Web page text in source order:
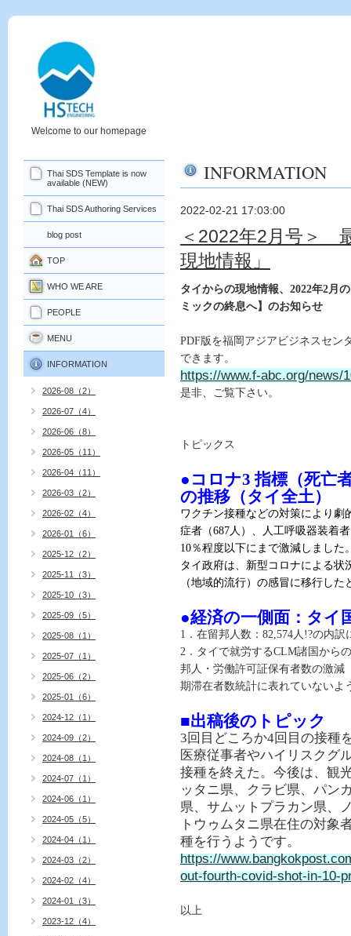
Welcome to our homepage
INFORMATION
2022-02-21 17:03:00
＜2022年2月号＞
現地情報」
タイからの現地情報、 2022年2月
ミックの終息へ】のお知らせ
PDF版を福岡アジアビジネスセン
できます。
https://www.f-abc.org/news/
是非、ご覧下さい。
トピックス
●コロナ3指標（死亡
の推移（タイ全土）
ワクチン接種などの対策により劇
症者（687人）、人工呼吸器装着
10％程度以下にまで激減しました
タイ政府は、新型コロナによる
（地域的流行）の感冒に移行した
●経済の一側面：タイ
1 ．在留邦人数： 82,574人 !?の内訳
2 ．タイで就労するCLM諸国から
邦人・労働許可証保有者数の激
期滞在者数統計に表れていないよ
■出稿後のトピック
3回目どころか4回目の接種
医療従事者やハイリスクグ
接種を終えた。今後は、観
ッタニ県、クラビ県、パン
県、サムットプラカン県、
トウゥムタニ県在住の対象
種を行うようです。
https://
out-fourth-covid-shot-in-10-
以上
Thai SDS Template is now
available (NEW)
Thai SDS Authoring Services
blog post
TOP
WHO WE ARE
PEOPLE
MENU
INFORMATION
2026-08（2）
2026-07（4）
2026-06（8）
2026-05（11）
2026-04（11）
2026-03（2）
2026-02（4）
2026-01（6）
2025-12（2）
2025-11（3）
2025-10（3）
2025-09（5）
2025-08（1）
2025-07（1）
2025-06（2）
2025-01（6）
2024-12（1）
2024-09（2）
2024-08（1）
2024-07（1）
2024-06（1）
2024-05（5）
2024-04（1）
2024-03（2）
2024-02（4）
2024-01（3）
2023-12（4）